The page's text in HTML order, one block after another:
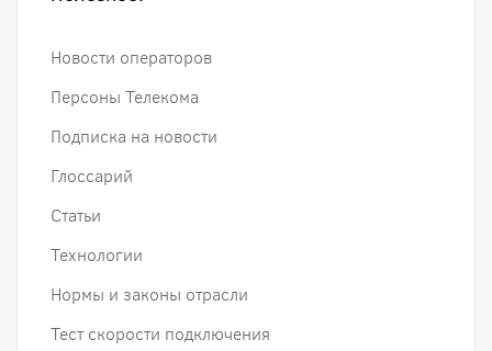
Новости операторов
Персоны Телекома
Подписка на новости
Глоссарий
Статьи
Технологии
Нормы и законы отрасли
Тест скорости подключения